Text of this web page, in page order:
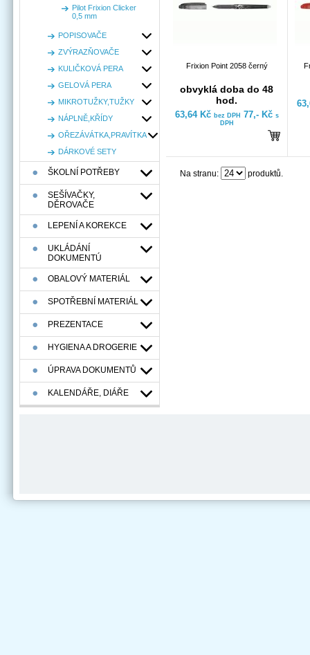
Pilot Frixion Clicker
0,5 mm
POPISOVAČE
ZVÝRAZŇOVAČE
KULIČKOVÁ PERA
GELOVÁ PERA
MIKROTUŽKY,TUŽKY
NÁPLNĚ,KŘÍDY
OŘEZÁVÁTKA,PRAVÍTKA
DÁRKOVÉ SETY
ŠKOLNÍ POTŘEBY
SEŠÍVAČKY,
DĚROVAČE
LEPENÍ A KOREKCE
UKLÁDÁNÍ
DOKUMENTÚ
OBALOVÝ MATERIÁL
SPOTŘEBNÍ MATERIÁL
PREZENTACE
HYGIENA A DROGERIE
ÚPRAVA DOKUMENTŮ
KALENDÁŘE, DIÁŘE
Frixion Point 2058 černý
obvyklá doba do 48
hod.
63,64 Kč bez DPH 77,- Kč s
DPH
Na stranu: produktů.